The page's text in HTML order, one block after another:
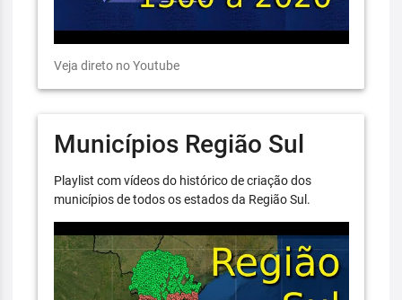
Veja direto no Youtube
Municípios Região Sul
Playlist com vídeos do histórico de criação dos
municípios de todos os estados da Região Sul.